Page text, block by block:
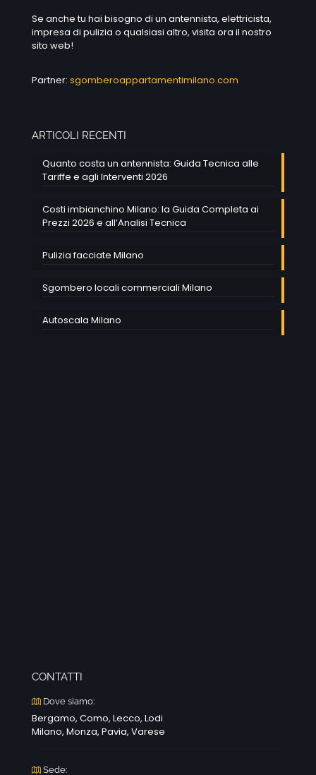
Se anche tu hai bisogno di un antennista, elettricista,
impresa di pulizia o qualsiasi altro, visita ora il nostro
sito web!
Partner: sgomberoappartamentimilano.com
ARTICOLI RECENTI
Quanto costa un antennista: Guida Tecnica alle
Tariffe e agli Interventi 2026
Costi imbianchino Milano: la Guida Completa ai
Prezzi 2026 e all’Analisi Tecnica
Pulizia facciate Milano
Sgombero locali commerciali Milano
Autoscala Milano
CONTATTI
Dove siamo:
Bergamo, Como, Lecco, Lodi
Milano, Monza, Pavia, Varese
Sede: